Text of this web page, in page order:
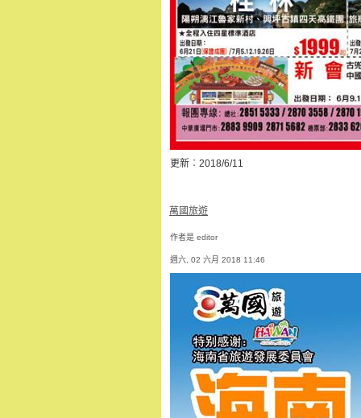
更新︰2018/6/11
萬國旅遊
作者是 editor
週六, 02 六月 2018 11:46